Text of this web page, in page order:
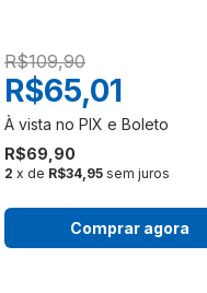
R$109,90
R$69,90
R$65,01
2 x de R$34,95 sem juros
Comprar agora